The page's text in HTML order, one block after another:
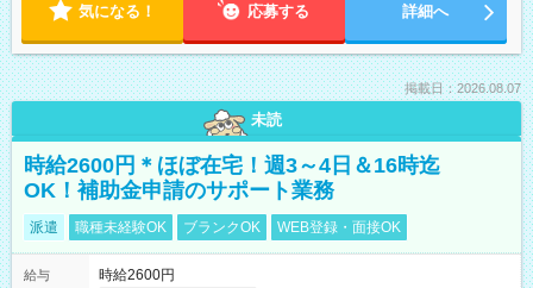
気になる！ 応募する 詳細へ
掲載日：2026.08.07
未読
時給2600円＊ほぼ在宅！週3～4日＆16時迄
OK！補助金申請のサポート業務
派遣 職種未経験OK ブランクOK WEB登録・面接OK
給与
時給2600円